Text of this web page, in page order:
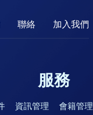
聯絡 加入我們
服務
資訊管理 會籍管理